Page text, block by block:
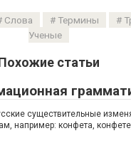
Слова Термины
Ученые
статьи
существительные
например: конфета,